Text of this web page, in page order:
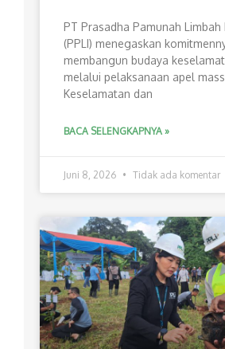
PT Prasadha Pamunah Limbah
(PPLI) menegaskan
membangun budaya
melalui pelaksanaan apel
Keselamatan dan
BACA SELENGKAPNYA »
Juni 8, 2026 Tidak ada komentar